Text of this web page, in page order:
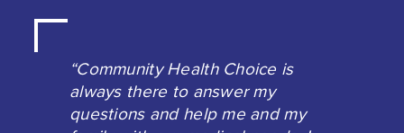
“Community Health Choice is
always there to answer my
questions and help me and my